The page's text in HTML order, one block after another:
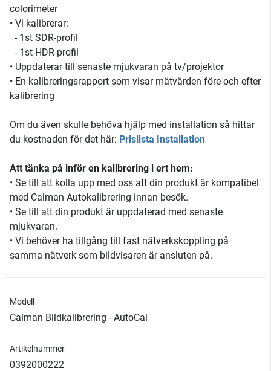
colorimeter
• Vi kalibrerar:
- 1st SDR-profil
- 1st HDR-profil
• Uppdaterar till senaste mjukvaran på tv/projektor
• En kalibreringsrapport som visar mätvärden före och efter
kalibrering
Om du även skulle behöva hjälp med installation så hittar
du kostnaden för det här: Prislista Installation
Att tänka på inför en kalibrering i ert hem:
• Se till att kolla upp med oss att din produkt är kompatibel
med Calman Autokalibrering innan besök.
• Se till att din produkt är uppdaterad med senaste
mjukvaran.
• Vi behöver ha tillgång till fast nätverkskoppling på
samma nätverk som bildvisaren är ansluten på.
Modell
Calman Bildkalibrering - AutoCal
Artikelnummer
0392000222